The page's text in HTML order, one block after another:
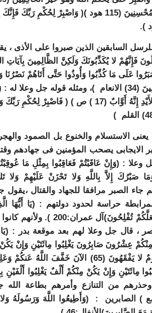
وَاصْبِرْ فَإِنَّ اللَّهَ لا يُضِيعُ أَجْرَ الْمُحْسِنِينَ (115 هود )( وَاصْبِرْ
السابقين الذين صبروا على الأذى ،
عَلَى مَا كُذِّبُوا وَأُوذُوا حَتَّى أَتَاهُمْ نَصْرُنَا
اللَّهِ وَلَقَدْ جَاءَكَ مِنْ نَبَإِ الْمُرْسَلِينَ (34) الانعام )، ومثله قوله
يَقُولُونَ وَاذْكُرْ عَبْدَنَا دَاوُودَ ذَا الأَيْدِ إِنَّهُ أَوَّابٌ (17 ) ص
يعنى الاستسلام والخنوع بل الصمود
الايجابى يصحب المؤمنين فى جهادهم
وعلا : (وَإِنْ عَاقَبْتُمْ فَعَاقِبُوا بِمِثْلِ مَا
صَبْرُكَ إِلاَّ بِاللَّهِ وَلا تَحْزَنْ عَلَيْهِمْ
جاء الصبر مرافقا للجهاد والقتال ،يقول
حراسة لحدود دولتهم : (يَا أَيُّهَا
وَصَابِرُوا وَرَابِطُوا وَاتَّقُوا اللَّهَ لَعَلَّكُمْ
، قال جل وعلا لهم بعد موقعة بدر :
عِشْرُونَ صَابِرُونَ يَغْلِبُوا مِائَتَيْنِ وَإِنْ يَكُنْ
أَلْفاً مِنْ الَّذِينَ كَفَرُوا بِأَنَّهُمْ قَوْمٌ لا يَفْقَهُونَ (65)
مِائَتَيْنِ وَإِنْ يَكُنْ مِنْكُمْ أَلْفٌ يَغْلِبُوا أَلْفَيْنِ
، 66 ) وحذرهم من التنازع وأمرهم
) الصابرين : (وَأَطِيعُوا اللَّهَ وَرَسُولَهُ وَلا